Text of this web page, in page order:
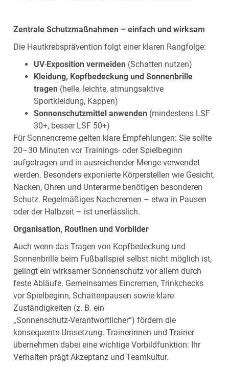
Zentrale Schutzmaßnahmen – einfach und wirksam
Die Hautkrebsprävention folgt einer klaren Rangfolge:
UV‑Exposition vermeiden (Schatten nutzen)
Kleidung, Kopfbedeckung und Sonnenbrille
tragen (helle, leichte, atmungsaktive
Sportkleidung, Kappen)
Sonnenschutzmittel anwenden (mindestens LSF
30+, besser LSF 50+)
Für Sonnencreme gelten klare Empfehlungen: Sie sollte
20–30 Minuten vor Trainings- oder Spielbeginn
aufgetragen und in ausreichender Menge verwendet
werden. Besonders exponierte Körperstellen wie Gesicht,
Nacken, Ohren und Unterarme benötigen besonderen
Schutz. Regelmäßiges Nachcremen – etwa in Pausen
oder der Halbzeit – ist unerlässlich.
Organisation, Routinen und Vorbilder
Auch wenn das Tragen von Kopfbedeckung und
Sonnenbrille beim Fußballspiel selbst nicht möglich ist,
gelingt ein wirksamer Sonnenschutz vor allem durch
feste Abläufe. Gemeinsames Eincremen, Trinkchecks
vor Spielbeginn, Schattenpausen sowie klare
Zuständigkeiten (z. B. ein
„Sonnenschutz‑Verantwortlicher“) fördern die
konsequente Umsetzung. Trainerinnen und Trainer
übernehmen dabei eine wichtige Vorbildfunktion: Ihr
Verhalten prägt Akzeptanz und Teamkultur.